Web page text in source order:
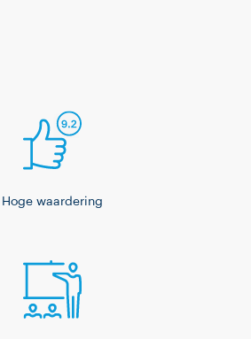
Hoge waardering